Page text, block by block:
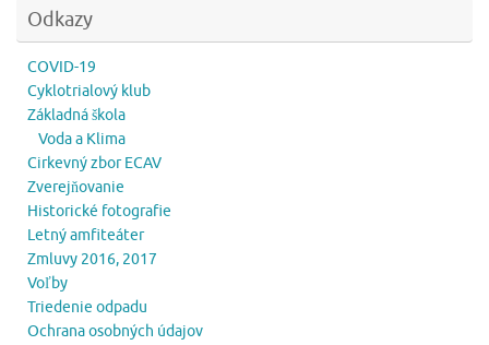
Odkazy
COVID-19
Cyklotrialový klub
Základná škola
Voda a Klima
Cirkevný zbor ECAV
Zverejňovanie
Historické fotografie
Letný amfiteáter
Zmluvy 2016, 2017
Voľby
Triedenie odpadu
Ochrana osobných údajov